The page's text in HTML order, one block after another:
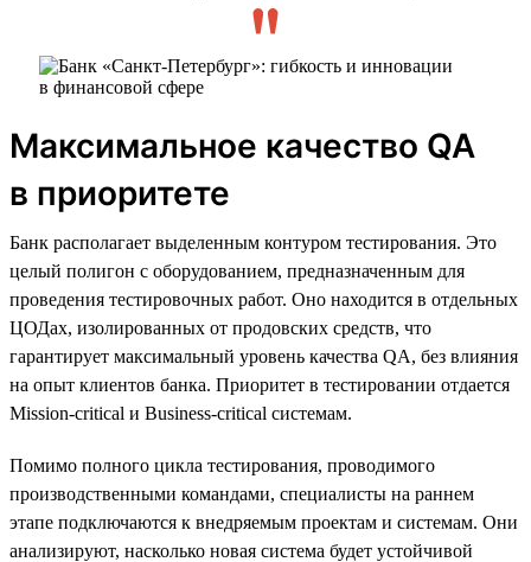
Максимальное качество QA
в приоритете
Банк располагает выделенным контуром тестирования. Это
целый полигон с оборудованием, предназначенным для
проведения тестировочных работ. Оно находится в отдельных
ЦОДах, изолированных от продовских средств, что
гарантирует максимальный уровень качества QA, без влияния
на опыт клиентов банка. Приоритет в тестировании отдается
Mission-critical и Business-critical системам.
Помимо полного цикла тестирования, проводимого
производственными командами, специалисты на раннем
этапе подключаются к внедряемым проектам и системам. Они
анализируют, насколько новая система будет устойчивой